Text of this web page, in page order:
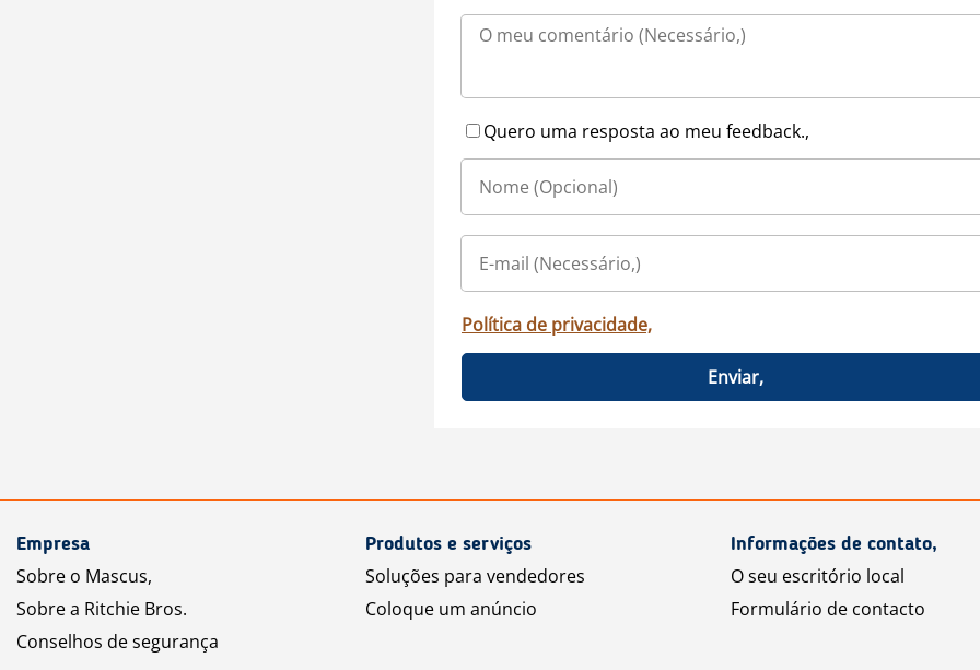
Quero uma resposta ao meu feedback.,
Política de privacidade,
Enviar,
Empresa
Sobre o Mascus,
Sobre a Ritchie Bros.
Conselhos de segurança
Produtos e serviços
Soluções para vendedores
Coloque um anúncio
Informações de contato,
O seu escritório local
Formulário de contacto